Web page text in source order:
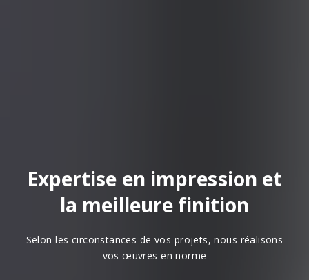
Expertise en impression et
la meilleure finition
Selon les circonstances de vos projets, nous réalisons
vos œuvres en norme